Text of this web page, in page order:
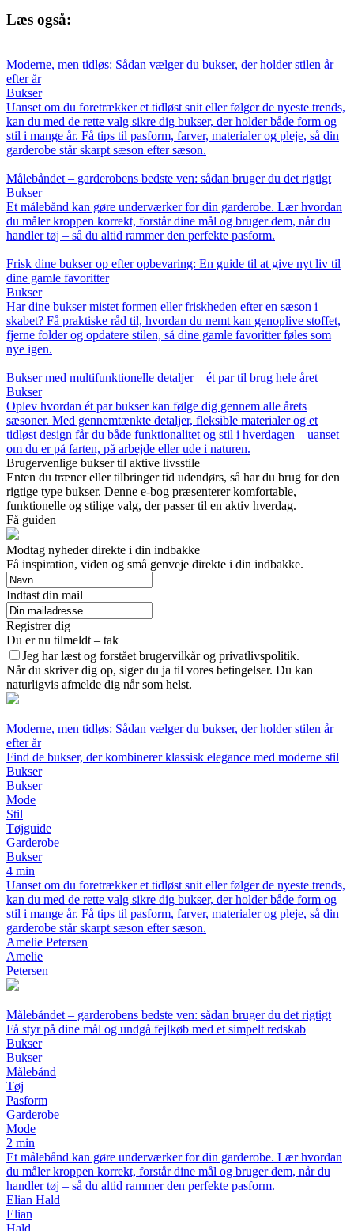
Læs også:
Moderne, men tidløs: Sådan vælger du bukser, der holder stilen år
efter år
Bukser
Uanset om du foretrækker et tidløst snit eller følger de nyeste trends,
kan du med de rette valg sikre dig bukser, der holder både form og
stil i mange år. Få tips til pasform, farver, materialer og pleje, så din
garderobe står skarpt sæson efter sæson.
Målebåndet – garderobens bedste ven: sådan bruger du det rigtigt
Bukser
Et målebånd kan gøre underværker for din garderobe. Lær hvordan
du måler kroppen korrekt, forstår dine mål og bruger dem, når du
handler tøj – så du altid rammer den perfekte pasform.
Frisk dine bukser op efter opbevaring: En guide til at give nyt liv til
dine gamle favoritter
Bukser
Har dine bukser mistet formen eller friskheden efter en sæson i
skabet? Få praktiske råd til, hvordan du nemt kan genoplive stoffet,
fjerne folder og opdatere stilen, så dine gamle favoritter føles som
nye igen.
Bukser med multifunktionelle detaljer – ét par til brug hele året
Bukser
Oplev hvordan ét par bukser kan følge dig gennem alle årets
sæsoner. Med gennemtænkte detaljer, fleksible materialer og et
tidløst design får du både funktionalitet og stil i hverdagen – uanset
om du er på farten, på arbejde eller ude i naturen.
Brugervenlige bukser til aktive livsstile
Enten du træner eller tilbringer tid udendørs, så har du brug for den
rigtige type bukser. Denne e-bog præsenterer komfortable,
funktionelle og stilige valg, der passer til en aktiv hverdag.
Få guiden
Modtag nyheder direkte i din indbakke
Få inspiration, viden og små genveje direkte i din indbakke.
Indtast din mail
Registrer dig
Du er nu tilmeldt – tak
Jeg har læst og forstået brugervilkår og privatlivspolitik.
Når du skriver dig op, siger du ja til vores betingelser. Du kan
naturligvis afmelde dig når som helst.
Moderne, men tidløs: Sådan vælger du bukser, der holder stilen år
efter år
Find de bukser, der kombinerer klassisk elegance med moderne stil
Bukser
Bukser
Mode
Stil
Tøjguide
Garderobe
Bukser
4 min
Uanset om du foretrækker et tidløst snit eller følger de nyeste trends,
kan du med de rette valg sikre dig bukser, der holder både form og
stil i mange år. Få tips til pasform, farver, materialer og pleje, så din
garderobe står skarpt sæson efter sæson.
Amelie Petersen
Amelie
Petersen
Målebåndet – garderobens bedste ven: sådan bruger du det rigtigt
Få styr på dine mål og undgå fejlkøb med et simpelt redskab
Bukser
Bukser
Målebånd
Tøj
Pasform
Garderobe
Mode
2 min
Et målebånd kan gøre underværker for din garderobe. Lær hvordan
du måler kroppen korrekt, forstår dine mål og bruger dem, når du
handler tøj – så du altid rammer den perfekte pasform.
Elian Hald
Elian